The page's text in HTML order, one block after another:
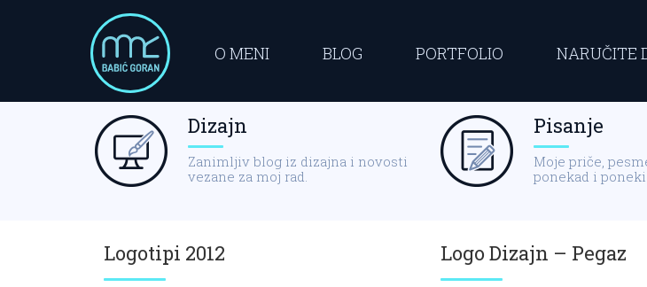
O MENI BLOG PORTFOLIO NARUČITE
Dizajn
Zanimljiv blog iz dizajna i novosti
vezane za moj rad.
Pisanje
Moje priče,
ponekad i
Logotipi 2012 Logo Dizajn – Pegaz